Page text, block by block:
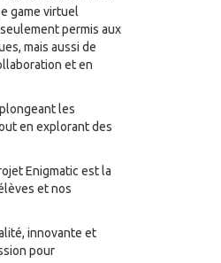
game virtuel
permis aux
mais aussi de
et en
les
en explorant des
Enigmatic est la
et nos
innovante et
pour